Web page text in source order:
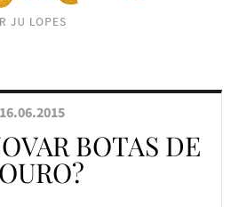
16.06.2015
BOTAS DE